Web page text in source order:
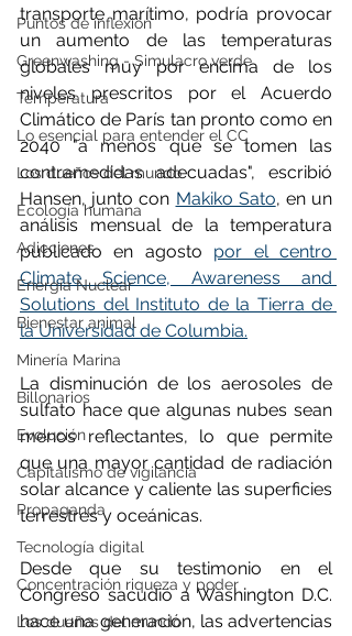
Puntos de inflexión
Greenwashing - Simulacro verde
Temperatura
Lo esencial para entender el CC
Los dueños del mundo
Ecología humana
Adicciones
Energía Nuclear
Bienestar animal
Minería Marina
Billonarios
Evolución
Capitalismo de vigilancia
Propaganda
Tecnología digital
Concentración riqueza y poder
Los dueños del mundo
transporte marítimo, podría provocar
un aumento de las temperaturas
globales muy por encima de los
niveles prescritos por el Acuerdo
Climático de París tan pronto como en
2040 "a menos que se tomen las
contramedidas adecuadas", escribió
Hansen, junto con Makiko Sato, en un
análisis mensual de la temperatura
publicado en agosto por el centro
Climate Science, Awareness and
Solutions del Instituto de la Tierra de
la Universidad de Columbia.
La disminución de los aerosoles de
sulfato hace que algunas nubes sean
menos reflectantes, lo que permite
que una mayor cantidad de radiación
solar alcance y caliente las superficies
terrestres y oceánicas.
Desde que su testimonio en el
Congreso sacudió a Washington D.C.
hace una generación, las advertencias